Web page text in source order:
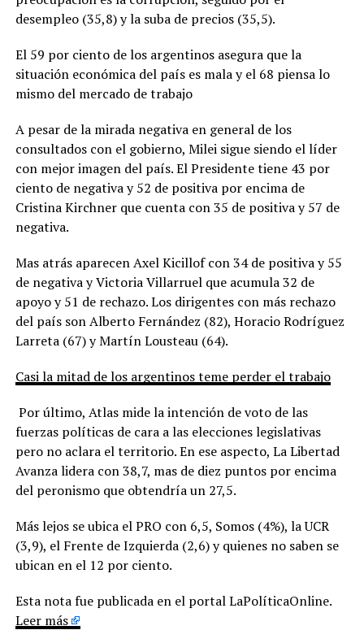
desempleo (35,8) y la suba de precios (35,5).
El 59 por ciento de los argentinos asegura que la
situación económica del país es mala y el 68 piensa lo
mismo del mercado de trabajo
A pesar de la mirada negativa en general de los
consultados con el gobierno, Milei sigue siendo el líder
con mejor imagen del país. El Presidente tiene 43 por
ciento de negativa y 52 de positiva por encima de
Cristina Kirchner que cuenta con 35 de positiva y 57 de
negativa.
Mas atrás aparecen Axel Kicillof con 34 de positiva y 55
de negativa y Victoria Villarruel que acumula 32 de
apoyo y 51 de rechazo. Los dirigentes con más rechazo
del país son Alberto Fernández (82), Horacio Rodríguez
Larreta (67) y Martín Lousteau (64).
Casi la mitad de los argentinos teme perder el trabajo
Por último, Atlas mide la intención de voto de las
fuerzas políticas de cara a las elecciones legislativas
pero no aclara el territorio. En ese aspecto, La Libertad
Avanza lidera con 38,7, mas de diez puntos por encima
del peronismo que obtendría un 27,5.
Más lejos se ubica el PRO con 6,5, Somos (4%), la UCR
(3,9), el Frente de Izquierda (2,6) y quienes no saben se
ubican en el 12 por ciento.
Esta nota fue publicada en el portal LaPolíticaOnline.
Leer más